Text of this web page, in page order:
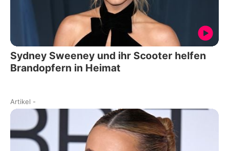
Sydney Sweeney und ihr Scooter helfen
Brandopfern in Heimat
Artikel -